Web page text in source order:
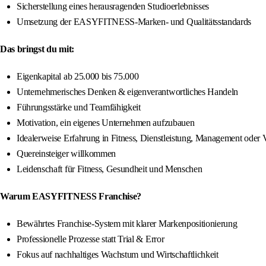
Sicherstellung eines herausragenden Studioerlebnisses
Umsetzung der EASYFITNESS-Marken- und Qualitätsstandards
Das bringst du mit:
Eigenkapital ab 25.000 bis 75.000
Unternehmerisches Denken & eigenverantwortliches Handeln
Führungsstärke und Teamfähigkeit
Motivation, ein eigenes Unternehmen aufzubauen
Idealerweise Erfahrung in Fitness, Dienstleistung, Management oder
Quereinsteiger willkommen
Leidenschaft für Fitness, Gesundheit und Menschen
Warum EASYFITNESS Franchise?
Bewährtes Franchise-System mit klarer Markenpositionierung
Professionelle Prozesse statt Trial & Error
Fokus auf nachhaltiges Wachstum und Wirtschaftlichkeit